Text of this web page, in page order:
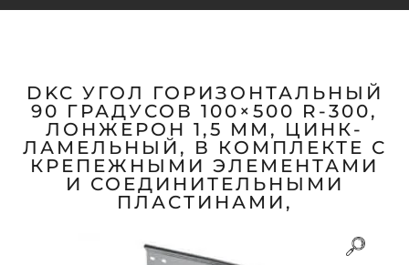
DKC УГОЛ ГОРИЗОНТАЛЬНЫЙ
90 ГРАДУСОВ 100×500 R-300,
ЛОНЖЕРОН 1,5 ММ, ЦИНК-
ЛАМЕЛЬНЫЙ, В КОМПЛЕКТЕ С
КРЕПЕЖНЫМИ ЭЛЕМЕНТАМИ
И СОЕДИНИТЕЛЬНЫМИ
ПЛАСТИНАМИ,